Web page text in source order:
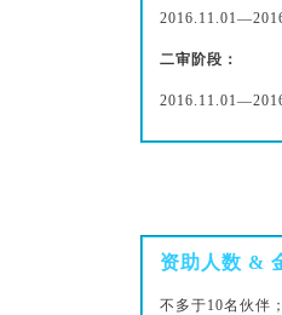
二审阶段：
资助人数 &
不多于10名伙伴